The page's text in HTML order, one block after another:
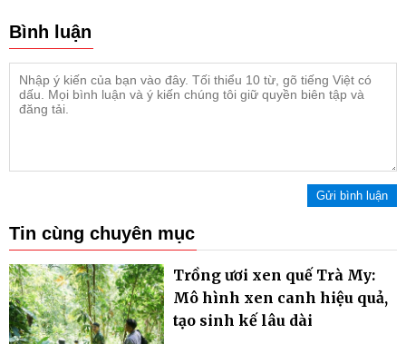
Bình luận
Gửi bình luận
Tin cùng chuyên mục
Trồng ươi xen quế Trà My:
Mô hình xen canh hiệu quả,
tạo sinh kế lâu dài